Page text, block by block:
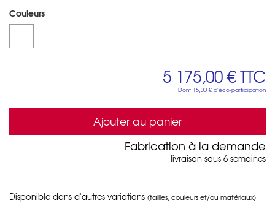
Couleurs
5 175,00 €TTC
Dont 15,00 € d'éco-participation
Ajouter au panier
Fabrication à la demande
livraison sous 6 semaines
Disponible dans d'autres variations (tailles, couleurs et/ou matériaux)